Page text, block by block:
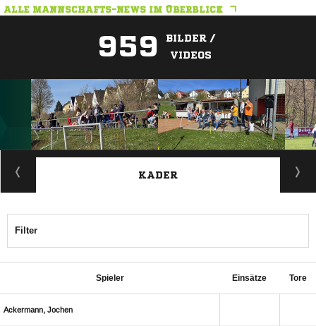
ALLE MANNSCHAFTS-NEWS IM ÜBERBLICK
959
BILDER /
VIDEOS
ANZEIGE
KADER
Filter
Spieler Einsätze Tore
 